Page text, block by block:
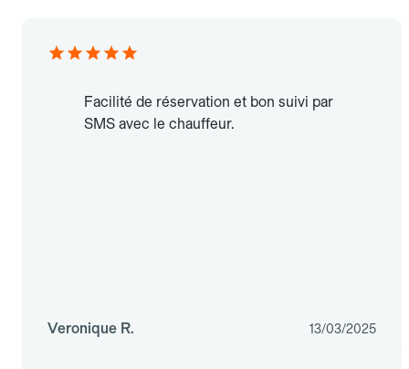
Facilité de réservation et bon suivi par
SMS avec le chauffeur.
Veronique R. 13/03/2025